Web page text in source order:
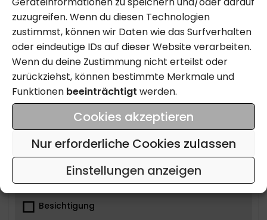
zuzugreifen. Wenn du diesen Technologien
zustimmst, können wir Daten wie das Surfverhalten
oder eindeutige IDs auf dieser Website verarbeiten.
Wenn du deine Zustimmung nicht erteilst oder
zurückziehst, können bestimmte Merkmale und
Funktionen beeinträchtigt werden.
Cookies akzeptieren
Nur erforderliche Cookies zulassen
Einstellungen anzeigen
Anrufen
Name
Tel
Was ist dir wichtig?
Besichtigung